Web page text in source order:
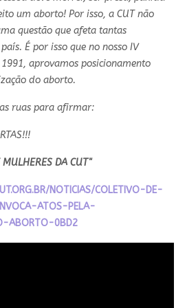
um aborto!Por isso, a CUT não
questão que afeta tantas
É por isso que no nosso IV
aprovamos posicionamento
do aborto.
ruas para afirmar:
DA CUT"
NOTICIAS/COLETIVO-DE-
ATOS-PELA-
ABORTO-0BD2